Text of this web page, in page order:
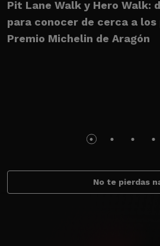
Pit Lane Walk y Hero Walk:
para conocer de cerca a
Premio Michelin de Aragón
No te pierdas